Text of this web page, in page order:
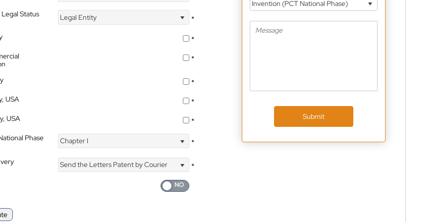
Status
Legal Entity
*
*
*
*
USA
*
USA
*
Phase
Chapter I *
Send the Letters Patent by Courier *
Invention (PCT National Phase)
Submit